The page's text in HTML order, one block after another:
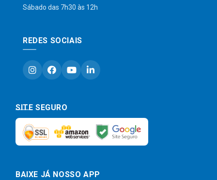
Sábado das 7h30 às 12h
REDES SOCIAIS
SITE SEGURO
BAIXE JÁ NOSSO APP